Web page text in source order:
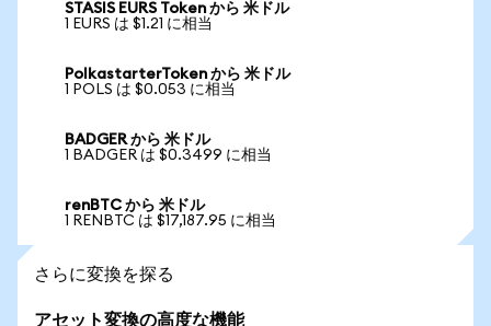
STASIS EURS Token から 米ドル
1 EURS は $1.21 に相当
PolkastarterToken から 米ドル
1 POLS は $0.053 に相当
BADGER から 米ドル
1 BADGER は $0.3499 に相当
renBTC から 米ドル
1 RENBTC は $17,187.95 に相当
さらに変換を探る
アセット変換の高度な機能